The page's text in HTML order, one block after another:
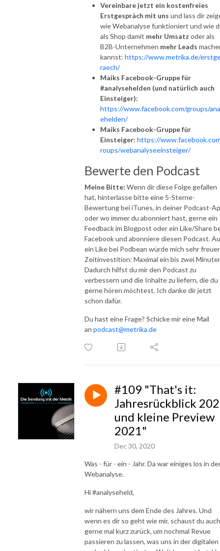
Vereinbare jetzt ein kostenfreies
Erstgespräch mit uns und lass dir
wie Webanalyse funktioniert und wie
als Shop damit mehr Umsatz oder als
B2B-Unternehmen mehr Leads
kannst: https://www.metrika.de/
raech/
Maiks Facebook-Gruppe für
#analysehelden (und natürlich auch
Einsteiger):
https://www.facebook.com/groups/
ehelden/
Maiks Facebook-Gruppe für
Einsteiger: https://
roups/webanalyseeinsteiger/
Bewerte den Podcast
Meine Bitte: Wenn dir diese Folge gefallen
hat, hinterlasse bitte eine 5-Sterne-
Bewertung bei iTunes, in deiner Podcast-
oder wo immer du abonniert hast, gerne ein
Feedback im Blogpost oder ein Like/Share
Facebook und abonniere diesen Podcast.
ein Like bei Podbean würde mich sehr
Zeitinvestition: Maximal ein bis zwei
Dadurch hilfst du mir den Podcast zu
verbessern und die Inhalte zu liefern, die du
gerne hören möchtest. Ich danke dir jetzt
schon dafür.
Du hast eine Frage? Schicke mir eine Mail
an podcast@metrika.de
#109 "That's it:
Jahresrückblick
und kleine Preview
2021"
Dec 30, 2020
Was - für - ein - Jahr. Da war einiges los in
Webanalyse.
Hi #analyseheld,
wir nähern uns dem Ende des Jahres. Und
wenn es dir so geht wie mir, schaust du auch
gerne mal kurz zurück, um nochmal Revue
passieren zu lassen, was uns in der digitalen